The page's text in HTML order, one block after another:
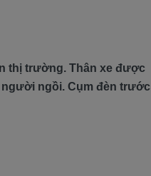
thị trường. Thân xe được
người ngồi. Cụm đèn trước